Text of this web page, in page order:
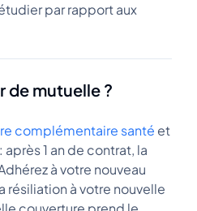
par rapport aux
de mutuelle ?
complémentaire santé et
1 an de contrat, la
à votre nouveau
résiliation à votre nouvelle